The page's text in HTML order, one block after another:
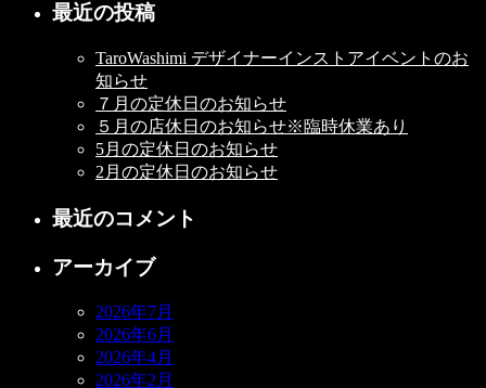
最近の投稿
TaroWashimi デザイナーインストアイベントのお
知らせ
７月の定休日のお知らせ
５月の店休日のお知らせ※臨時休業あり
5月の定休日のお知らせ
2月の定休日のお知らせ
最近のコメント
アーカイブ
2026年7月
2026年6月
2026年4月
2026年2月